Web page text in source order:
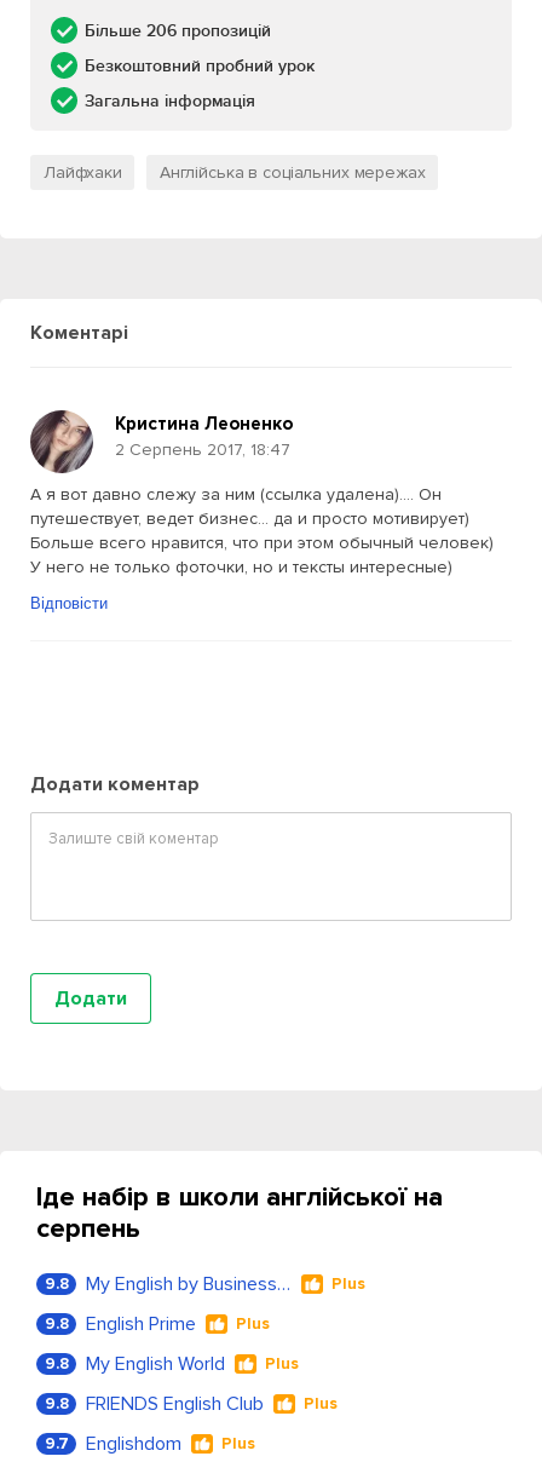
Більше 206 пропозицій
Безкоштовний пробний урок
Загальна інформація
Лайфхаки Англійська в соціальних мережах
Коментарі
Кристина Леоненко
2 Серпень 2017, 18:47
А я вот давно слежу за ним (ссылка удалена)…. Он
путешествует, ведет бизнес… да и просто мотивирует)
Больше всего нравится, что при этом обычный человек)
У него не только фоточки, но и тексты интересные)
Відповісти
Додати коментар
Іде набір в школи англійської на
серпень
9.8 My English by Business Language Plus
9.8 English Prime Plus
9.8 My English World Plus
9.8 FRIENDS English Club Plus
9.7 Englishdom Plus